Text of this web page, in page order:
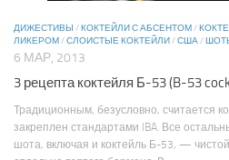
ДИЖЕСТИВЫ /КОКТЕЙЛИ С АБСЕНТОМ/
ЛИКЕРОМ/СЛОИСТЫЕ КОКТЕЙЛИ/США/
6 МАР, 2013
3 рецепта коктейля Б-53 (B-53
Традиционным, безусловно, считается
закреплен стандартами IBA. Все
шота, включая и коктейль Б-53, —